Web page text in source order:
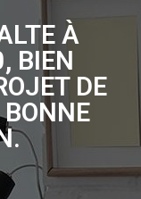
À
BIEN
DE